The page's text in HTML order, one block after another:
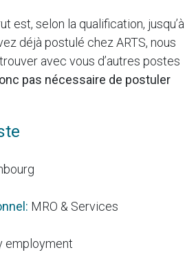
est, selon la qualification, jusqu’à
déjà postulé chez ARTS, nous
avec vous d’autres postes
pas nécessaire de postuler
MRO & Services
employment